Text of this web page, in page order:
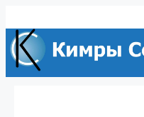
к
содержимому